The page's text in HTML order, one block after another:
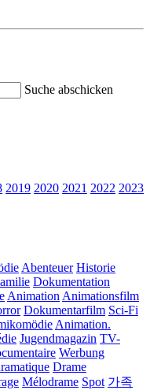
Suche abschicken
2019 2020 2021 2022 2023
Abenteuer Historie
Dokumentation
AnimationAnimationsfilm
Dokumentarfilm Sci-Fi
Animation.
Jugendmagazin TV-
Werbung
Drame
Mélodrame Spot 가족